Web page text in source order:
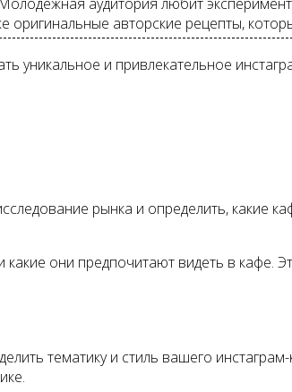
оригинальные авторские рецепты,
уникальное и привлекательное
рынка и определить, какие
они предпочитают видеть в кафе.
тематику и стиль вашего